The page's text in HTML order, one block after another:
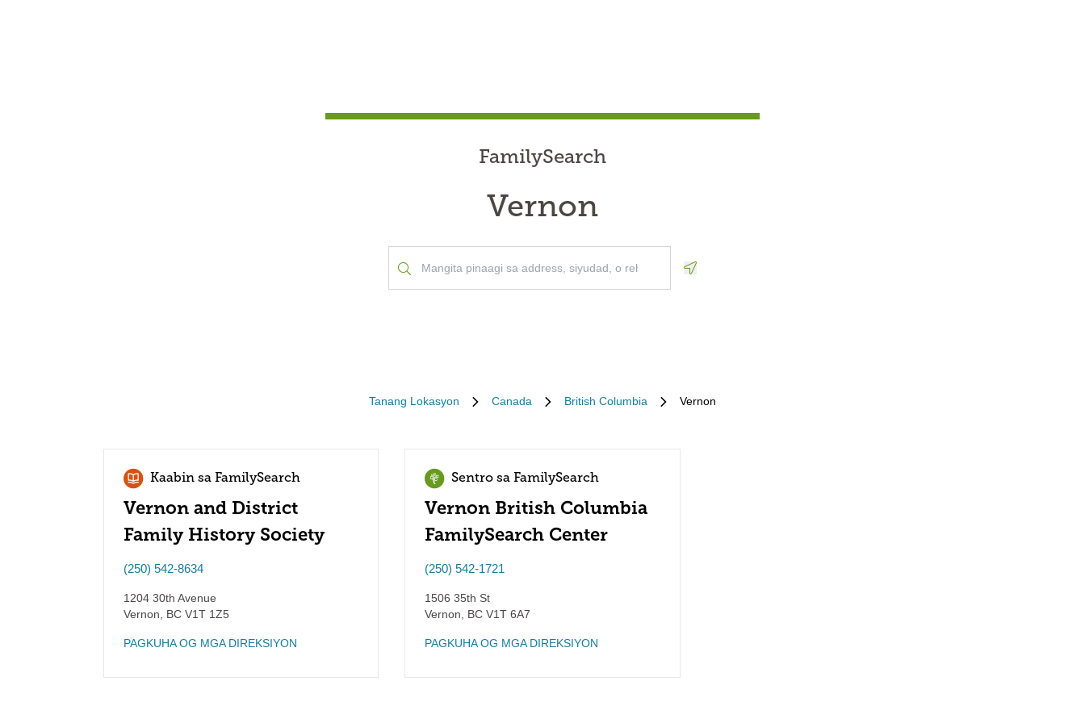
FamilySearch
Vernon
Tanang Lokasyon Canada British Columbia Vernon
Kaabin sa FamilySearch
Vernon and District
Family History Society
(250) 542-8634
1204 30th Avenue
Vernon
BC V1T 1Z5
PAGKUHA OG MGA DIREKSIYON
Sentro sa FamilySearch
Vernon British Columbia
FamilySearch Center
(250) 542-1721
1506 35th St
Vernon
BC V1T 6A7
PAGKUHA OG MGA DIREKSIYON